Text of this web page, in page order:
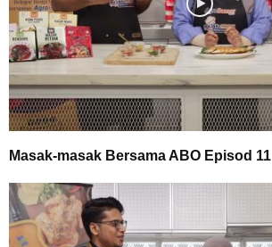
Masak-masak Bersama ABO Episod 11